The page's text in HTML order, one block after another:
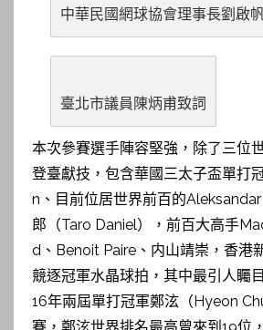
中華民國網球協會理事長劉啟
臺北市議員陳炳甫致詞
本次參賽選手陣容堅強，除了三位
登臺獻技，包含華國三太子盃單打
n、目前位居世界前百的
郎（Taro Daniel），前百大高手
d、Benoit Paire、内山靖崇，香港
競逐冠軍水晶球拍，其中最引人矚
16年兩屆單打冠軍鄭泫（Hyeon